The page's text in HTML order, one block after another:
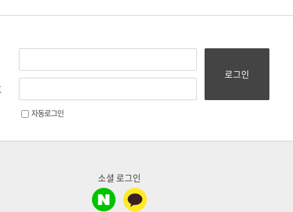
자동로그인
로그인
소셜 로그인